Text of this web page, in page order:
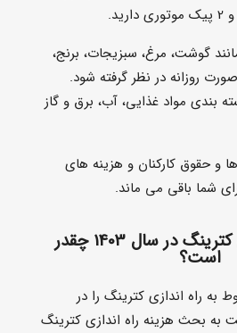
و حقوق کارکنان و هزینه های
شما باقی می ماند.
به راه اندازی کترینگ را در
و تجهیزات اساسی، استخدام
بسته بندی و ارسال مواد غذایی و …